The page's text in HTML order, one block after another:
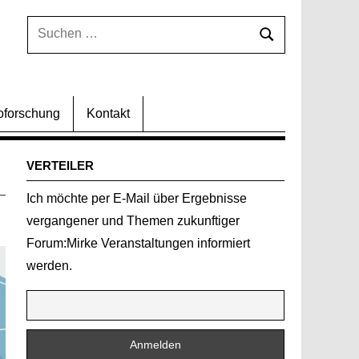
Suchen
Suchen
Kontakt
VERTEILER
Ich möchte per E-Mail über Ergebnisse
vergangener und Themen zukunftiger
Forum:Mirke Veranstaltungen informiert
werden.